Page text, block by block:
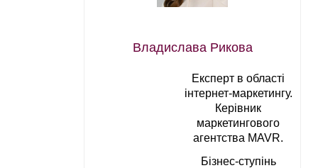
Владислава Рикова
Експерт в області
інтернет-маркетингу.
Керівник
маркетингового
агентства MAVR.
Бізнес-ступінь